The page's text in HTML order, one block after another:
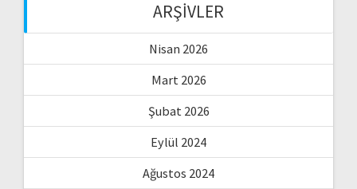
ARŞIVLER
Nisan 2026
Mart 2026
Şubat 2026
Eylül 2024
Ağustos 2024